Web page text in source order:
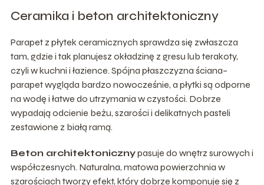
Ceramika i beton architektoniczny
Parapet z płytek ceramicznych sprawdza się zwłaszcza
tam, gdzie i tak planujesz okładzinę z gresu lub terakoty,
czyli w kuchni i łazience. Spójna płaszczyzna ściana–
parapet wygląda bardzo nowocześnie, a płytki są odporne
na wodę i łatwe do utrzymania w czystości. Dobrze
wypadają odcienie beżu, szarości i delikatnych pasteli
zestawione z białą ramą.
Beton architektonicznypasuje do wnętrz surowych i
współczesnych. Naturalna, matowa powierzchnia w
szarościach tworzy efekt, który dobrze komponuje się z